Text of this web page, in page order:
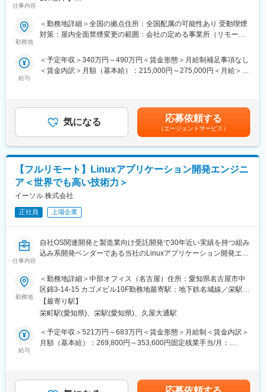
エンジニアファーストの社風／入社後2年間、毎月3000円の支給
変更の範囲：会社の定める業務
組込ソフトウェアカリキュラム
・組込みシステム開発（マイコンボード）
・組込みソフトウェア演習
※研修内容・期間は変更になる可能性がございます。
※研修用ノートパソコンとWiFiを貸与します。
（1）業界：産業用ロボット
医療ロボット向けコントローラの制御ソフトウェアの設計・開
・ロボットアーム制御ソフトの開発業務
・C言語による制御ソフトの設計
・プログラミング、デバッグ、シミュレーション
・ソフトウェアドキュメントの作成
（2）業界：精密機械・機器
デジタルカメラ等向け各種装置制御・アプリケーションソフト
ウェア開発
・性能調整点検装置の撮像機能部分の開発等
・上記に関する詳細設計、コーディング、デバッグ、単体テス
（3）業界：自動車・二輪業界
ADAS（先進運転支援システム）の開発
・ADAS各機能（LKAS、AEB、PMPD、ACC、VMC、ESP、
EPB）の設計開発
（4）業界：自動車・二輪業界
・ADAS向けコントローラーECUの実装業務
変更の範囲：会社の定める業務
仕事内容
中心に技術ソリューションを提供する当社にて、組込ソフトウェ
アの研修（集合型）をご用意しました。
（1）必ず研修→実務へジョイン！数か月のカリキュラム研修が確
定。同期入社も多数！
環境。
◆研修内容詳細
アルゴリズム・Ｃ言語プログラミング／組込みソフトウェアの2部
構成になっています。
≪前半≫
アルゴリズム・Ｃ言語プログラミングカリキュラム
・アルゴリズム
・C言語プログラミング
・C言語プログラミング演習
≪後半≫
組込ソフトウェアカリキュラム
・組込みシステム開発（マイコンボード）
・組込みソフトウェア演習
※研修内容・期間は変更になる可能性がございます。
※研修用ノートパソコンとWiFiを貸与します。
◆過去の修了者の配属先の業務一例◆
【産業用ロボット業界】医療ロボット向けコントローラの制御ソ
勤務地
＜勤務地詳細＞全国の拠点住所：全国配属の可能性あり 受動喫煙
対策：屋内全面禁煙変更の範囲：会社の定める事業所（リモート
給与
＜予定年収＞340万円～490万円＜賃金形態＞月給制補足事項なし
＜賃金内訳＞月額（基本給）：215,000円～275,000円＜月給＞
年1回賃金はあくまでも目安の金額であり、選考を通じて上下する
可能性があります。月給(月額)は固定手当を含めた表記です。
気になる 応募依頼する
（エージェントサービス）
【フルリモート】Linuxアプリケーション開発エンジニ
ア＜世界でも高い技術力＞
イーソル 株式会社
正社員 上場企業
仕事内容
自社OS関連開発と製造業向け受託開発で30年近い実績を持つ組み
込み系開発ベンダーである当社のLinuxアプリケーション開発エン
■職務内容：
・ROS(Robot Operating System)を活用したロボティクスおよび
自律制御のためのアプリケーション、ミドルウェア、ドライバ、
OSの開発
・Autowareを活用した自律走行のためのソフトウェア開発
・ROSおよびAutowareを用いたシステム開発におけるテクニカル
勤務地
＜勤務地詳細＞中部オフィス（名古屋）住所：愛知県名古屋市中
区錦3-14-15 カゴメビル10F勤務地最寄駅：地下鉄名城線／栄駅受
動喫煙対策：敷地内全面禁煙変更の範囲：会社の定める事業所
（リモートワーク含む）
【最寄り駅】
栄町駅(愛知県)、栄駅(愛知県)、久屋大通駅
給与
＜予定年収＞521万円～683万円＜賃金形態＞月給制＜賃金内訳＞
月額（基本給）：269,800円～353,600円固定残業手当/月：
給は年1回（1月）、・賞与年2回(6月、12月)・賞与とは別途、事